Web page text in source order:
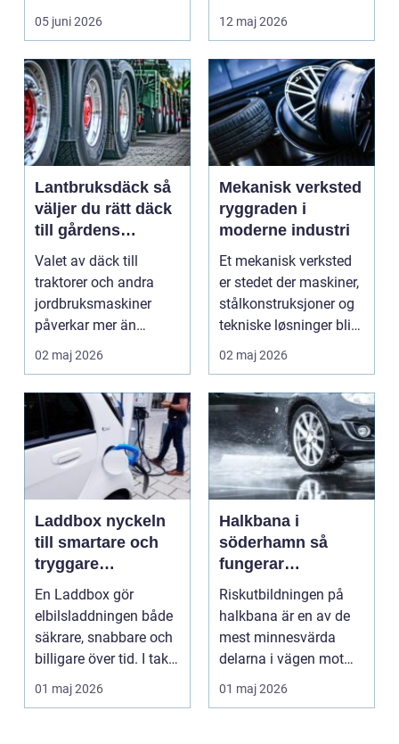
mest känns som e...
05 juni 2026
verkstad blir en ...
12 maj 2026
Lantbruksdäck så
väljer du rätt däck
till gårdens
maskiner
Valet av däck till
traktorer och andra
jordbruksmaskiner
påverkar mer än
många tror. Rätt däck
ger b...
02 maj 2026
Mekanisk verksted
ryggraden i
moderne industri
Et mekanisk verksted
er stedet der maskiner,
stålkonstruksjoner og
tekniske løsninger blir
holdt i g...
02 maj 2026
Laddbox nyckeln
till smartare och
tryggare
elbilsladdning
hemma
En Laddbox gör
elbilsladdningen både
säkrare, snabbare och
billigare över tid. I takt
med att fler s...
01 maj 2026
Halkbana i
söderhamn så
fungerar
riskutbildningen
och därför spelar
den roll
Riskutbildningen på
halkbana är en av de
mest minnesvärda
delarna i vägen mot
körkort. Många
kommer ...
01 maj 2026